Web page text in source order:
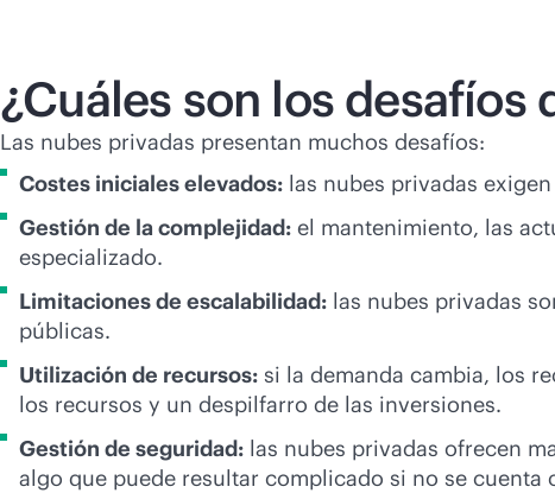
¿Cuáles son los
Las nubes privadas presentan muchos desafíos:
Costes iniciales elevados: las nubes privadas
Gestión de la complejidad: el mantenimiento, las
especializado.
Limitaciones de escalabilidad: las nubes privadas
públicas.
Utilización de recursos: si la demanda cambia, los
los recursos y un despilfarro de las inversiones.
Gestión de seguridad: las nubes privadas ofrecen
algo que puede resultar complicado si no se